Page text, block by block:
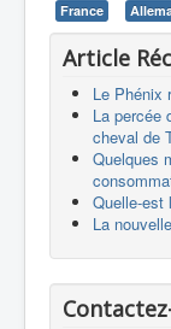
France
Article
Le Phénix
La percée
cheval de
Quelques
Quelle-est
La